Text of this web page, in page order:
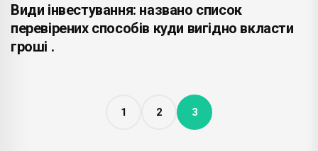
Види інвестування: названо список
перевірених способів куди вигідно вкласти
гроші .
1 2 3